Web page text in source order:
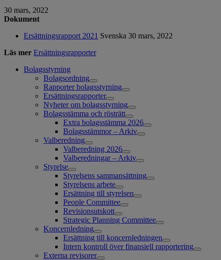
30 mars, 2022
Dokument
Ersättningsrapport 2021 Svenska 30 mars, 2022
Läs mer Ersättningsrapporter
Bolagsstyrning
Bolagsordning
Rapporter bolagsstyrning
Ersättningsrapporter
Nyheter om bolagsstyrning
Bolagsstämma och rösträtt
Extra bolagsstämma 2026
Bolagsstämmor – Arkiv
Valberedning
Valberedning 2026
Valberedningar – Arkiv
Styrelse
Styrelsens sammansättning
Styrelsens arbete
Ersättning till styrelsen
People Committee
Revisionsutskott
Strategic Planning Committee
Koncernledning
Ersättning till koncernledningen
Intern kontroll över finansiell rapportering
Externa revisorer